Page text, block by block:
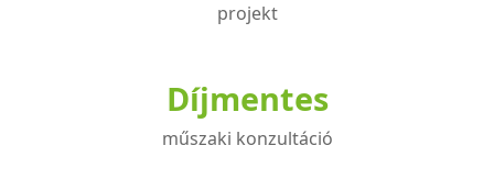
projekt
Díjmentes
műszaki konzultáció